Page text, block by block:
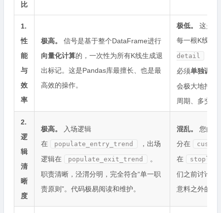
比
1.
性
能
与
效
率
极高。
信号是基于整个DataFrame进行
向量化计算的，一次性为所有K线生成退
出标记。这是Pandas库最擅长、也是最
高效的操作。
极低。
这是
每一根K线（
detail
必须单独调用
会极大地拖慢
周期、多交易
2.
逻
辑
清
晰
度
极高。
入场逻辑
在
populate_entry_trend
，出场
逻辑在
populate_exit_trend
。
职责清晰，泾渭分明，完全符合“单一职
责原则”。代码极易阅读和维护。
混乱。
您的
分在
在
们之前讨论过
意料之外的行